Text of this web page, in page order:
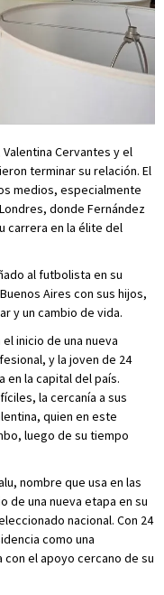
Cervantes y el
terminar su relación. El
medios, especialmente
donde Fernández
carrera en la élite del
al futbolista en su
Aires con sus hijos,
y un cambio de vida.
inicio de una nueva
y la joven de 24
en la capital del país.
la cercanía a sus
quien en este
luego de su tiempo
nombre que usa en las
de una nueva etapa en su
nacional. Con 24
como una
el apoyo cercano de su